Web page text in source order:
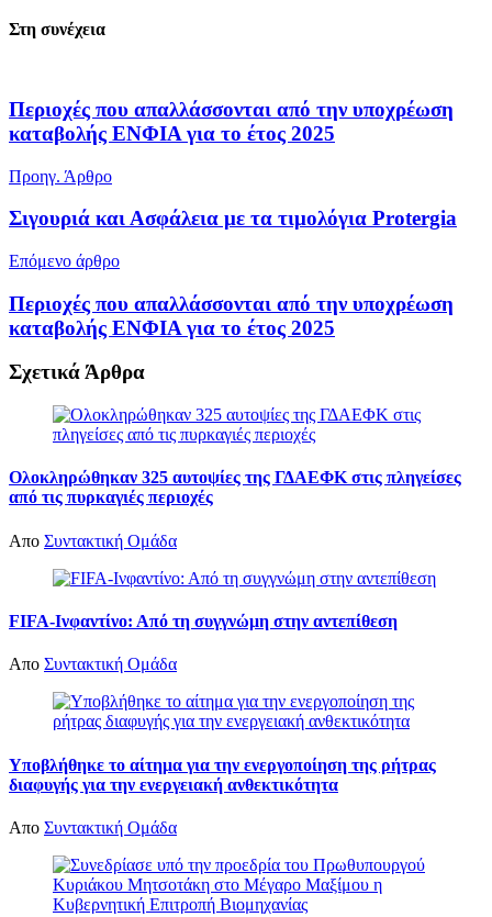
Στη συνέχεια
Περιοχές που απαλλάσσονται από την υποχρέωση
καταβολής ΕΝΦΙΑ για το έτος 2025
Προηγ. Άρθρο
Σιγουριά και Ασφάλεια με τα τιμολόγια Protergia
Επόμενο άρθρο
Περιοχές που απαλλάσσονται από την υποχρέωση
καταβολής ΕΝΦΙΑ για το έτος 2025
ΣχετικάΆρθρα
Ολοκληρώθηκαν 325 αυτοψίες της ΓΔΑΕΦΚ στις πληγείσες
από τις πυρκαγιές περιοχές
Απο Συντακτική Ομάδα
FIFA-Ινφαντίνο: Από τη συγγνώμη στην αντεπίθεση
Απο Συντακτική Ομάδα
Υποβλήθηκε το αίτημα για την ενεργοποίηση της ρήτρας
διαφυγής για την ενεργειακή ανθεκτικότητα
Απο Συντακτική Ομάδα